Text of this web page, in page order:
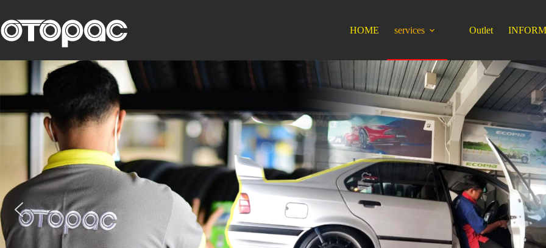
HOME services Outlet